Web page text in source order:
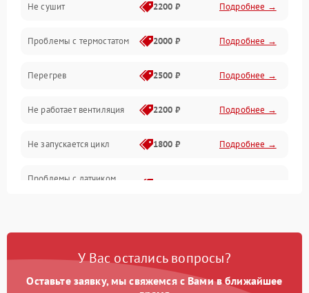
Оптика
Программное обеспечение
Датчики
Безопасность
Не сушит 2200 ₽ Подробнее →
Проблемы с термостатом 2000 ₽ Подробнее →
Перегрев 2500 ₽ Подробнее →
Не работает вентиляция 2200 ₽ Подробнее →
Не запускается цикл 1800 ₽ Подробнее →
Проблемы с датчиком
Проблемы с блоком
1800 ₽ Подробнее →
У Вас остались вопросы?
Оставьте заявку, мы свяжемся с Вами в ближайшее